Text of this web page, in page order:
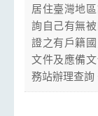
居住臺灣地
詢自己有無
證之有戶籍
文件及應備
務站辦理查詢